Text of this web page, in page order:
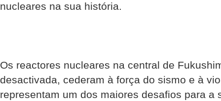
nucleares na sua história.
Os reactores nucleares na central de
desactivada, cederam à força do sismo e à
representam um dos maiores desafios para a